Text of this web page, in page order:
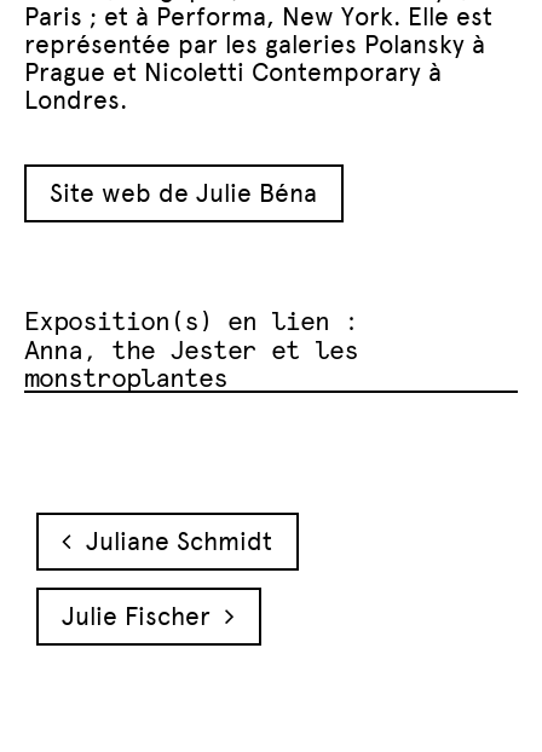
Paris ; et à Performa, New York. Elle est
représentée par les galeries Polansky à
Prague et Nicoletti Contemporary à
Londres.
Site web de Julie Béna
Exposition(s) en lien :
Anna, the Jester et les
monstroplantes
Navigation des articles
Juliane Schmidt
Julie Fischer